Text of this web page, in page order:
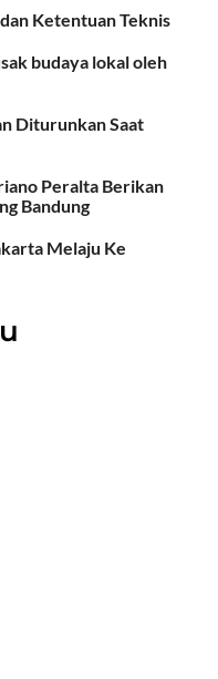
Ketentuan Teknis
budaya lokal oleh
Diturunkan Saat
Peralta Berikan
Bandung
Melaju Ke